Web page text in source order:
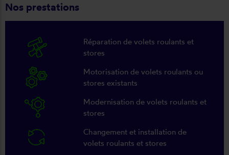
Nos prestations
Réparation de volets roulants et
stores
Motorisation de volets roulants ou
stores existants
Modernisation de volets roulants et
stores
Changement et installation de
volets roulants et stores